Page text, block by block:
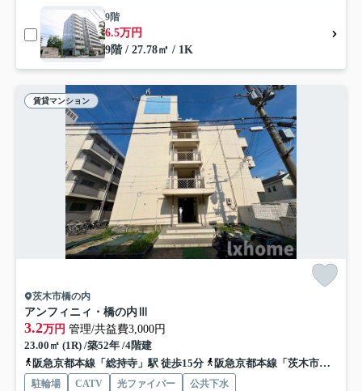
9階
6.5万円
9階 / 27.78㎡ / 1K
賃貸マンション
茨木市橋の内
アンフィニィ・橋の内Ⅲ
3.2万円 管理/共益費3,000円
23.00㎡ (1R) /築52年 /4階建
阪急京都本線「総持寺」駅 徒歩15分
阪急京都本線「茨木市」駅 徒歩24分
駐輪場 CATV 光ファイバー 公共下水